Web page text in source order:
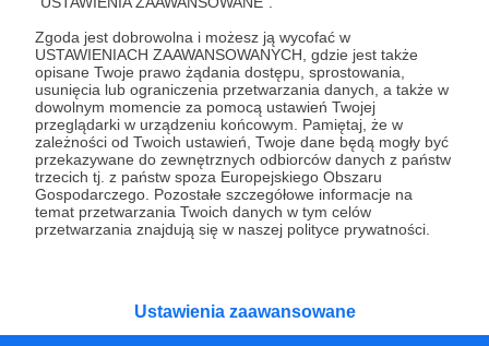
Zgoda jest dobrowolna i możesz ją wycofać w
USTAWIENIACH ZAAWANSOWANYCH, gdzie jest także
opisane Twoje prawo żądania dostępu, sprostowania,
usunięcia lub ograniczenia przetwarzania danych, a także w
dowolnym momencie za pomocą ustawień Twojej
przeglądarki w urządzeniu końcowym. Pamiętaj, że w
zależności od Twoich ustawień, Twoje dane będą mogły być
przekazywane do zewnętrznych odbiorców danych z państw
trzecich tj. z państw spoza Europejskiego Obszaru
Gospodarczego. Pozostałe szczegółowe informacje na
temat przetwarzania Twoich danych w tym celów
przetwarzania znajdują się w naszej polityce prywatności.
Ustawienia zaawansowane
20.02.2025 ● Brak komentarzy
dusznø podcast #21 - Stanislav Konoplov
Stanislav jest ukraińskim reżyserem, który w swoich
filmach opowiada o samotności, a ostatnio o wojnie. I nie
przebiera w słowach anie w środkach wyrazu.